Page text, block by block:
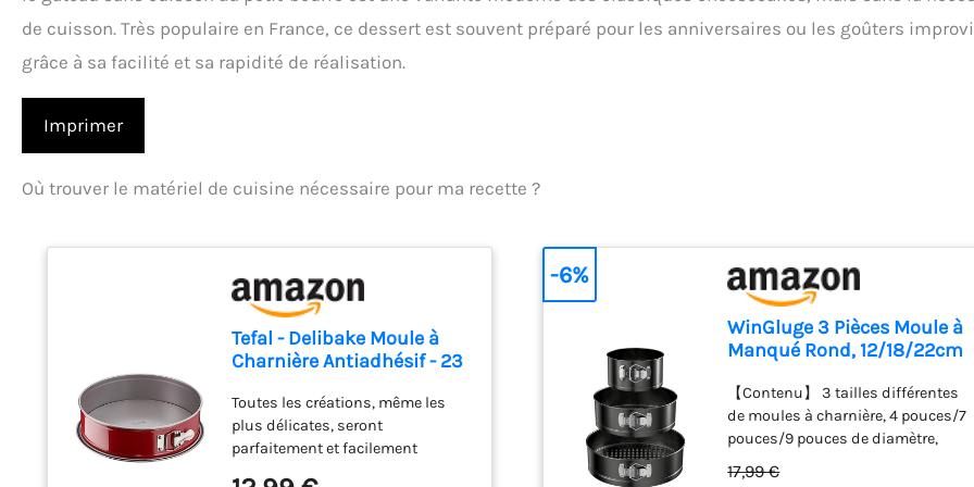
de cuisson. Très populaire en France, ce dessert est souvent préparé pour les anniversaires ou les goûters
grâce à sa facilité et sa rapidité de réalisation.
Imprimer
Où trouver le matériel de cuisine nécessaire pour ma recette ?
Tefal - Delibake Moule à
Charnière Antiadhésif - 23
Toutes les créations, même les
plus délicates, seront
parfaitement et facilement
WinGluge 3 Pièces Moule à
Manqué Rond, 12/18/22cm
Ensemble Antiadhésif
Moules à Charnière en
Acier Inoxydable Avec Fond
Amovible, pour Gâteaux au
【Contenu】 3 tailles différentes
de moules à charnière, 4 pouces/7
pouces/9 pouces de diamètre,
peuvent être empilées les unes
17,99 €
-6%